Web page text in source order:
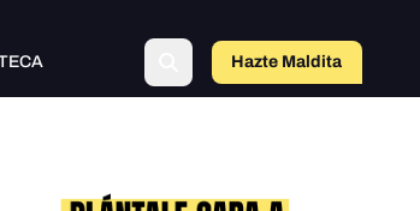
Hazte Maldita